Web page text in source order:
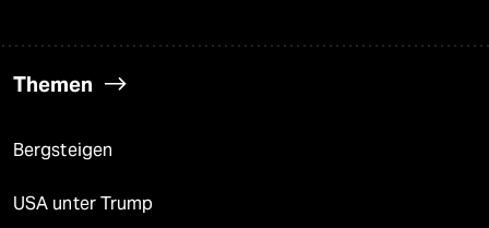
Themen
Bergsteigen
USA unter Trump